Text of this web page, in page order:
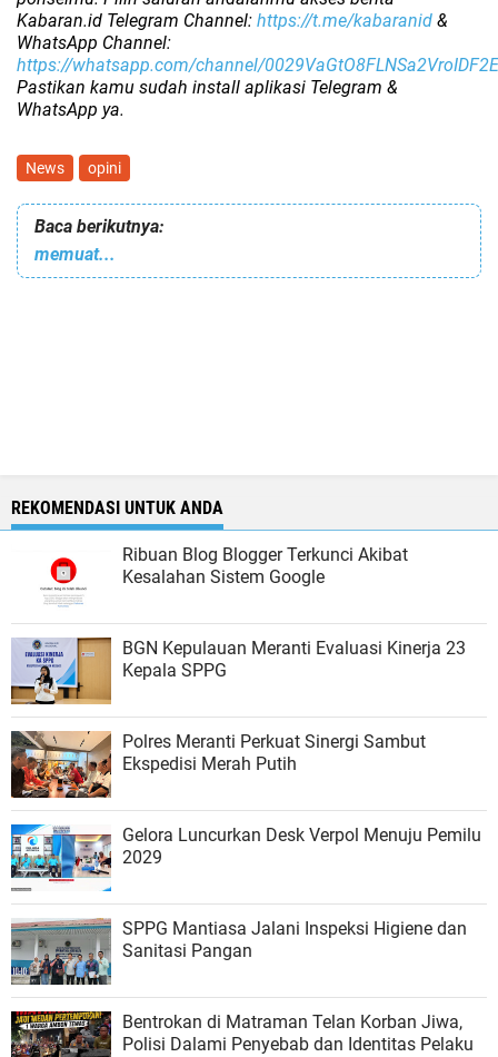
Kabaran.id Telegram Channel: https://t.me/kabaranid &
WhatsApp Channel:
https://whatsapp.com/channel/0029VaGtO8FLNSa2VroIDF2E
Pastikan kamu sudah install aplikasi Telegram &
WhatsApp ya.
News opini
Baca berikutnya:
memuat...
REKOMENDASI UNTUK ANDA
Ribuan Blog Blogger Terkunci Akibat
Kesalahan Sistem Google
BGN Kepulauan Meranti Evaluasi Kinerja 23
Kepala SPPG
Polres Meranti Perkuat Sinergi Sambut
Ekspedisi Merah Putih
Gelora Luncurkan Desk Verpol Menuju Pemilu
2029
SPPG Mantiasa Jalani Inspeksi Higiene dan
Sanitasi Pangan
Bentrokan di Matraman Telan Korban Jiwa,
Polisi Dalami Penyebab dan Identitas Pelaku